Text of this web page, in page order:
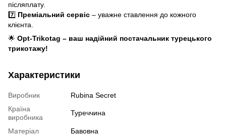
післяплату.
7️⃣ Преміальний сервіс – уважне ставлення до кожного
клієнта.
🌟 Opt-Trikotag – ваш надійний постачальник турецького
трикотажу!
Характеристики
Виробник
Rubina Secret
Країна
виробника
Туреччина
Матеріал
Бавовна